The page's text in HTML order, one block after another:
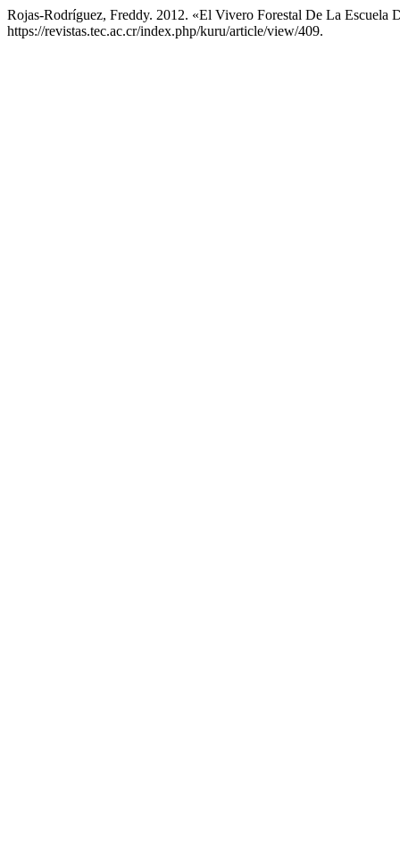
Rojas-Rodríguez, Freddy. 2012. «El Vivero Forestal De La Escuela
https://revistas.tec.ac.cr/index.php/kuru/article/view/409.